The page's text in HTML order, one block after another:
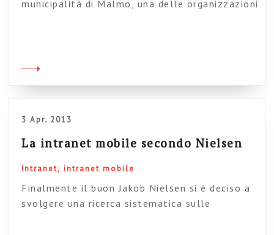
municipalità di Malmo, una delle organizzazioni
dell’ambiente). Jesper ha anche un blog dove
considerazioni sulle intranet e i progetti […]
3 Apr. 2013
La intranet mobile secondo Nielsen
Intranet intranet mobile
Finalmente il buon Jakob Nielsen si è deciso a
svolgere una ricerca sistematica sulle